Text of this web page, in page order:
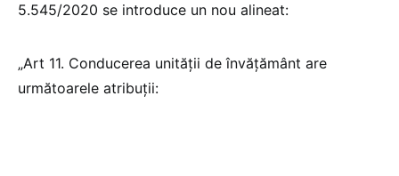
5.545/2020 se introduce un nou alineat:
„Art 11. Conducerea unității de învățământ are
următoarele atribuții: